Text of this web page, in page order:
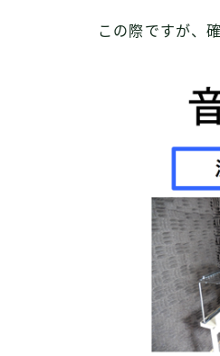
この際ですが、